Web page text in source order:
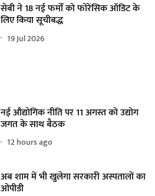
सेबी ने 18 नई फर्मों को फोरेंसिक ऑडिट के
लिए किया सूचीबद्ध
19 Jul 2026
नई औद्योगिक नीति पर 11 अगस्त को उद्योग
जगत के साथ बैठक
12 hours ago
अब शाम में भी खुलेगा सरकारी अस्पतालों का
ओपीडी